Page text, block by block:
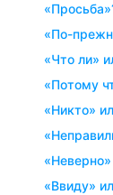
«по-
«что ли»
«потому
«никто»
«ввиду»